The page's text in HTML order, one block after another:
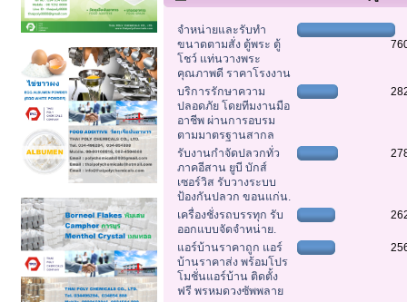
สูงสุด)
จำหน่ายและรับทำ
ขนาดตามสั่ง ตู้พระ ตู้
โชว์ แท่นวางพระ
คุณภาพดี ราคาโรงงาน
บริการรักษาความ
ปลอดภัย โดยทีมงานมือ
อาชีพ ผ่านการอบรม
ตามมาตรฐานสากล
รับงานกำจัดปลวกทั่ว
ภาคอีสาน ยูบี บักส์
เซอร์วิส รับวางระบบ
ป้องกันปลวก ขอนแก่น.
เครื่องชั่งรถบรรทุก รับ
ออกแบบจัดจำหน่าย.
แอร์บ้านราคาถูก แอร์
บ้านราคาส่ง พร้อมโปร
โมชั่นแอร์บ้าน ติดตั้ง
ฟรี พรหมดวงซัพพลาย